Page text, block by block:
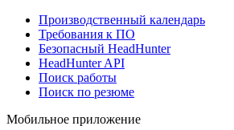
Производственный календарь
Требования к ПО
Безопасный HeadHunter
HeadHunter API
Поиск работы
Поиск по резюме
Мобильное приложение